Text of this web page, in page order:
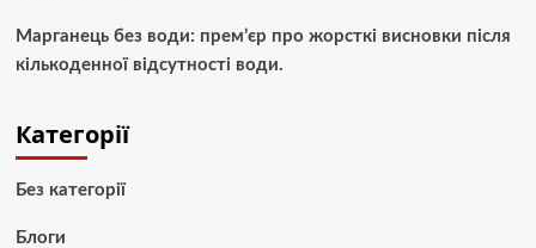
Марганець без води: прем’єр про жорсткі висновки після
кількоденної відсутності води.
Категорії
Без категорії
Блоги